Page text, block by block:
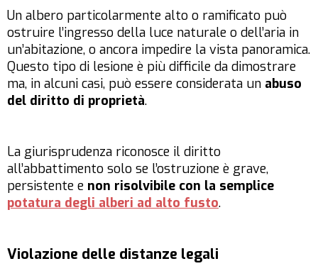
Un albero particolarmente alto o ramificato può
ostruire l’ingresso della luce naturale o dell’aria in
un’abitazione, o ancora impedire la vista panoramica.
Questo tipo di lesione è più difficile da dimostrare
ma, in alcuni casi, può essere considerata un abuso
del diritto di proprietà.
La giurisprudenza riconosce il diritto
all’abbattimento solo se l’ostruzione è grave,
persistente e non risolvibile con la semplice
potatura degli alberi ad alto fusto.
Violazione delle distanze legali